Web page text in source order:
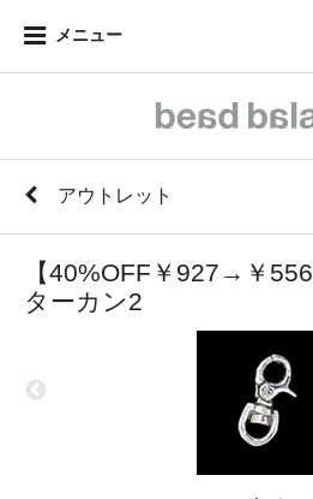
メニュー
アウトレット
【40%OFF￥927→￥
ターカン2